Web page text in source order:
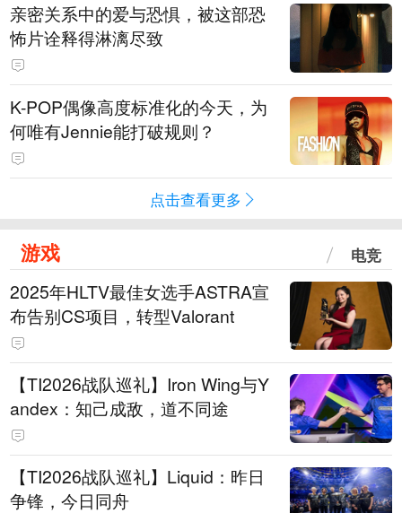
亲密关系中的爱与恐惧，被这部恐
怖片诠释得淋漓尽致
K-POP偶像高度标准化的今天，为
何唯有Jennie能打破规则？
点击查看更多
游戏 电竞
2025年HLTV最佳女选手ASTRA宣
布告别CS项目，转型Valorant
【TI2026战队巡礼】Iron Wing与Y
andex：知己成敌，道不同途
【TI2026战队巡礼】Liquid：昨日
争锋，今日同舟